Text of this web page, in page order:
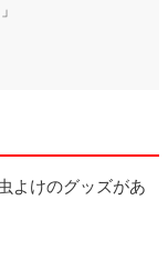
よけのグッズがあ